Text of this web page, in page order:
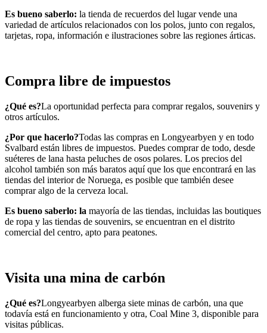
Es bueno saberlo: la tienda de recuerdos del lugar vende una
variedad de artículos relacionados con los polos, junto con regalos,
tarjetas, ropa, información e ilustraciones sobre las regiones árticas.
Compra libre de impuestos
¿Qué es?La oportunidad perfecta para comprar regalos, souvenirs y
otros artículos.
¿Por que hacerlo?Todas las compras en Longyearbyen y en todo
Svalbard están libres de impuestos. Puedes comprar de todo, desde
suéteres de lana hasta peluches de osos polares. Los precios del
alcohol también son más baratos aquí que los que encontrará en las
tiendas del interior de Noruega, es posible que también desee
comprar algo de la cerveza local.
Es bueno saberlo: la mayoría de las tiendas, incluidas las boutiques
de ropa y las tiendas de souvenirs, se encuentran en el distrito
comercial del centro, apto para peatones.
Visita una mina de carbón
¿Qué es?Longyearbyen alberga siete minas de carbón, una que
todavía está en funcionamiento y otra, Coal Mine 3, disponible para
visitas públicas.